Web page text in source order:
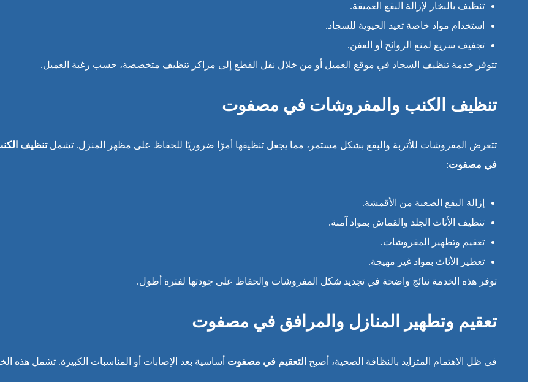
تنظيف بالبخار لإزالة البقع العميقة.
استخدام مواد خاصة تعيد الحيوية للسجاد.
تجفيف سريع لمنع الروائح أو العفن.
تتوفر خدمة تنظيف السجاد في موقع العميل أو من خلال نقل القطع إلى مراكز تنظيف متخصصة، حسب رغبة العميل.
تنظيف الكنب والمفروشات في مصفوت
تتعرض المفروشات للأتربة والبقع بشكل مستمر، مما يجعل تنظيفها أمرًا ضروريًا للحفاظ على مظهر المنزل. تشملتنظيف
في مصفوت:
إزالة البقع الصعبة من الأقمشة.
تنظيف الأثاث الجلد والقماش بمواد آمنة.
تعقيم وتطهير المفروشات.
تعطير الأثاث بمواد غير مهيجة.
توفر هذه الخدمة نتائج واضحة في تجديد شكل المفروشات والحفاظ على جودتها لفترة أطول.
تعقيم وتطهير المنازل والمرافق في مصفوت
في ظل الاهتمام المتزايد بالنظافة الصحية، أصبح التعقيم في مصفوت أساسية بعد الإصابات أو المناسبات الكبيرة. تشمل هذه